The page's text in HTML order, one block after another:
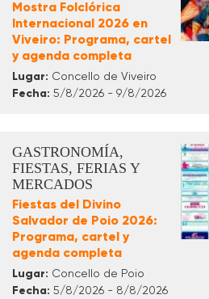
Mostra Folclórica
Internacional 2026 en
Viveiro: Programa, cartel
y agenda completa
Lugar: Concello de Viveiro
Fecha: 5/8/2026 - 9/8/2026
GASTRONOMÍA,
FIESTAS, FERIAS Y
MERCADOS
Fiestas del Divino
Salvador de Poio 2026:
Programa, cartel y
agenda completa
Lugar: Concello de Poio
Fecha: 5/8/2026 - 8/8/2026